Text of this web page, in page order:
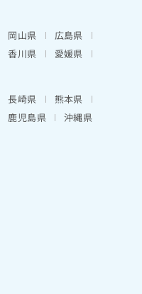
岡山県
広島県
香川県
愛媛県
長崎県
熊本県
鹿児島県 沖縄県